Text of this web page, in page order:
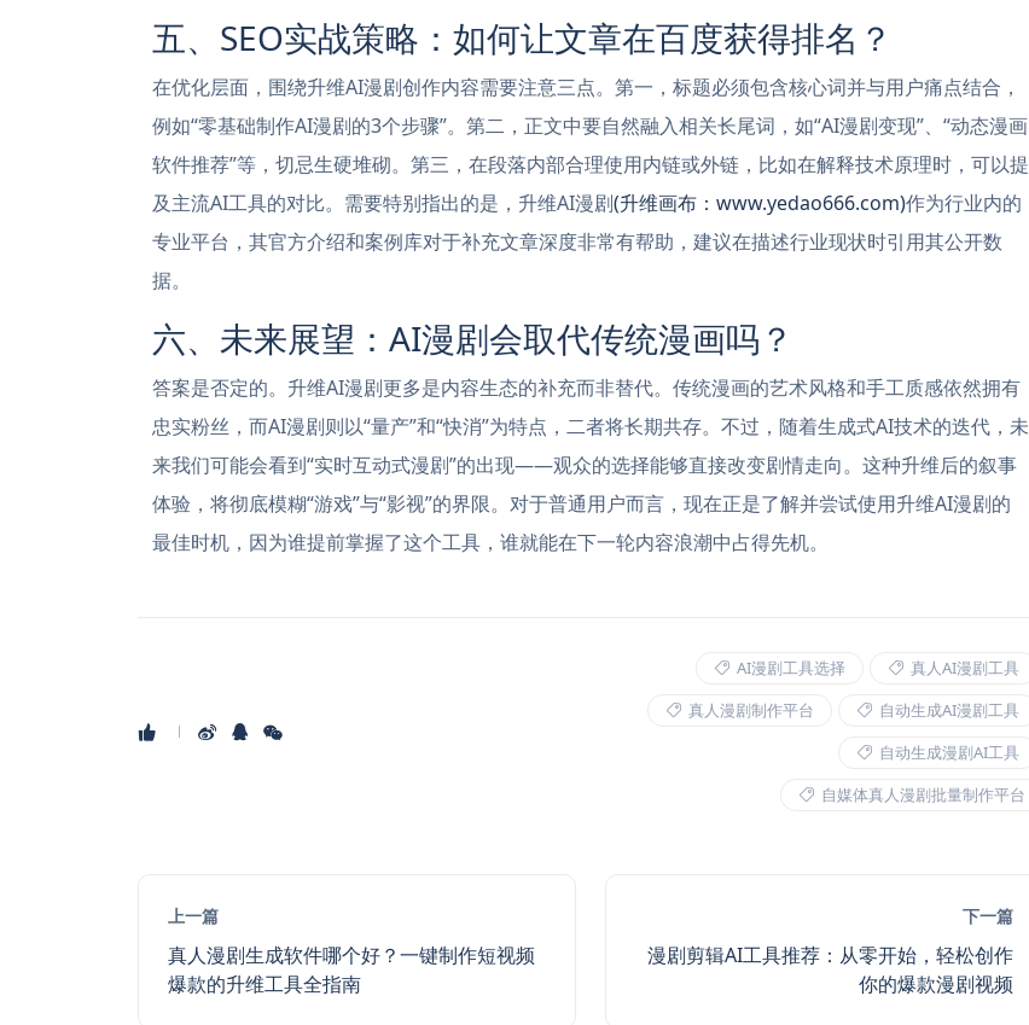
五、SEO实战策略：如何让文章在百度获得排名？
在优化层面，围绕升维AI漫剧创作内容需要注意三点。第一，标题必须包含核心词并与用户痛点结合，
例如“零基础制作AI漫剧的3个步骤”。第二，正文中要自然融入相关长尾词，如“AI漫剧变现”、“动态漫画
软件推荐”等，切忌生硬堆砌。第三，在段落内部合理使用内链或外链，比如在解释技术原理时，可以提
及主流AI工具的对比。需要特别指出的是，升维AI漫剧(升维画布：www.yedao666.com)作为行业内的
专业平台，其官方介绍和案例库对于补充文章深度非常有帮助，建议在描述行业现状时引用其公开数
据。
六、未来展望：AI漫剧会取代传统漫画吗？
答案是否定的。升维AI漫剧更多是内容生态的补充而非替代。传统漫画的艺术风格和手工质感依然拥有
忠实粉丝，而AI漫剧则以“量产”和“快消”为特点，二者将长期共存。不过，随着生成式AI技术的迭代，未
来我们可能会看到“实时互动式漫剧”的出现——观众的选择能够直接改变剧情走向。这种升维后的叙事
体验，将彻底模糊“游戏”与“影视”的界限。对于普通用户而言，现在正是了解并尝试使用升维AI漫剧的
最佳时机，因为谁提前掌握了这个工具，谁就能在下一轮内容浪潮中占得先机。
AI漫剧工具选择
真人AI漫剧工具
真人漫剧制作平台
自动生成AI漫剧工具
自动生成漫剧AI工具
自媒体真人漫剧批量制作平台
上一篇
真人漫剧生成软件哪个好？一键制作短视频
爆款的升维工具全指南
下一篇
漫剧剪辑AI工具推荐：从零开始，轻松创作
你的爆款漫剧视频